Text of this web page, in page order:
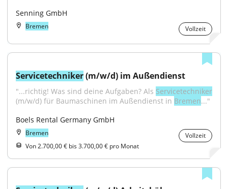
Senning GmbH
Bremen Vollzeit
Servicetechniker (m/w/d) im Außendienst
"...richtig! Was sind deine Aufgaben? Als Servicetechniker
(m/w/d) für Baumaschinen im Außendienst in Bremen..."
Boels Rental Germany GmbH
Bremen
Vollzeit
Von 2.700,00 € bis 3.700,00 € pro Monat